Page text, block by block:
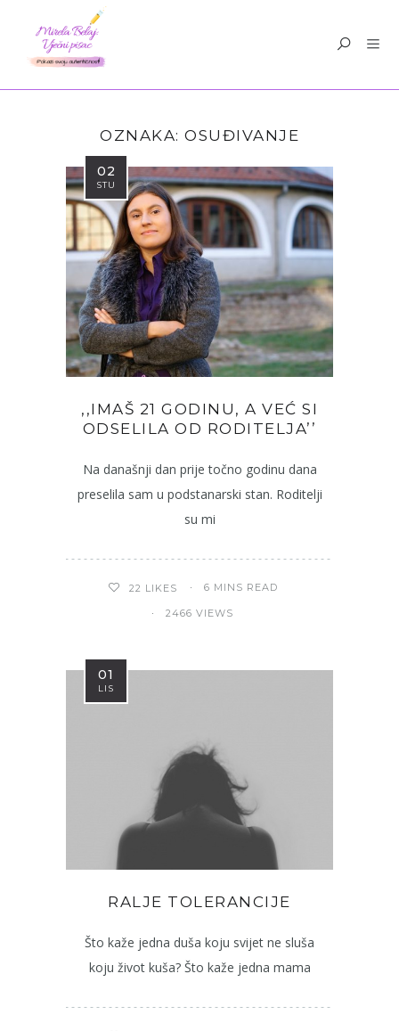
OZNAKA: OSUĐIVANJE
02
STU
,,IMAŠ 21 GODINU, A VEĆ SI
ODSELILA OD RODITELJA’’
Na današnji dan prije točno godinu dana
preselila sam u podstanarski stan. Roditelji
su mi
22 LIKES 6 MINS READ
2466 VIEWS
01
LIS
RALJE TOLERANCIJE
Što kaže jedna duša koju svijet ne sluša
koju život kuša? Što kaže jedna mama